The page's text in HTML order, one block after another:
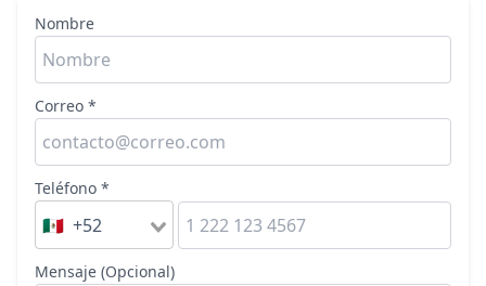
Nombre
Correo *
Teléfono *
🇲🇽 +52
Mensaje (Opcional)